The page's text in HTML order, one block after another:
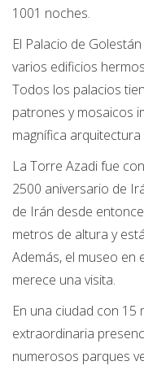
1001 noches.
El Palacio de
varios edificios
Todos los palacios
patrones y mosaicos
magnífica
La Torre Azadi fue
2500 aniversario de
de Irán desde
metros de altura y
Además, el museo en
merece una visita.
En una ciudad con 15
extraordinaria
numerosos parques